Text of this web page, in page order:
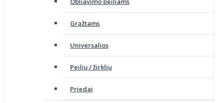
Grąžtams
Universalios
Peilių / žirklių
Priedai